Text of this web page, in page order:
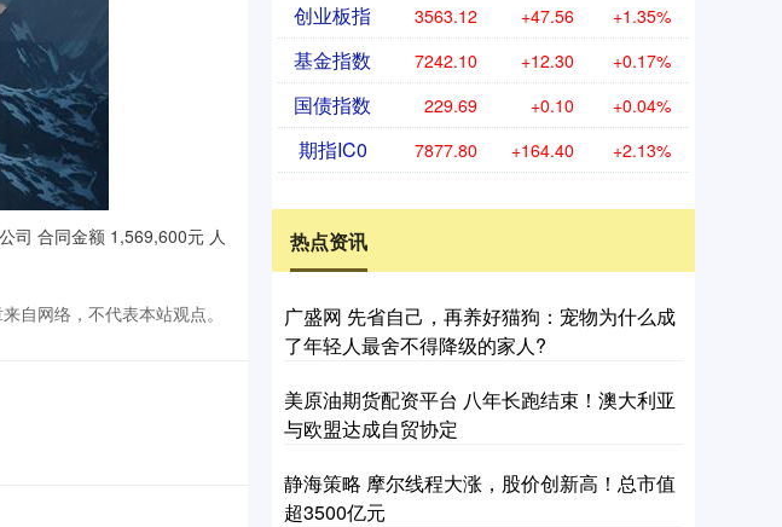
司 合同金额 1,569,600元 人
自网络，不代表本站观点。
创业板指 3563.12 +47.56 +1.35%
基金指数 7242.10 +12.30 +0.17%
国债指数 229.69 +0.10 +0.04%
期指IC0 7877.80 +164.40 +2.13%
热点资讯
广盛网 先省自己，再养好猫狗：宠物为什么成
了年轻人最舍不得降级的家人?
美原油期货配资平台 八年长跑结束！澳大利亚
与欧盟达成自贸协定
静海策略 摩尔线程大涨，股价创新高！总市值
超3500亿元